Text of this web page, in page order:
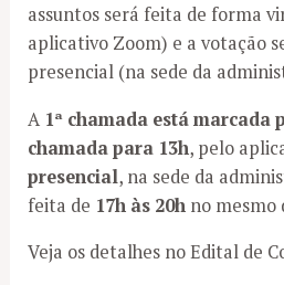
assuntos será feita de forma
aplicativo Zoom) e a votação
presencial (na sede da
A 1ª chamada está marcada
chamada para 13h, pelo
presencial, na sede da
feita de 17h às 20h no mesmo
Veja os detalhes no Edital de